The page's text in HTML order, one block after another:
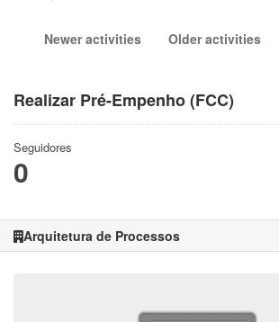
Realizar Pré-Empenho (FCC)
Seguidores
0
Arquitetura de Processos
Newer activities Older activities